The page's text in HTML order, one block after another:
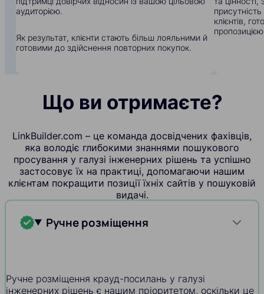
аудиторією.
Як результат, клієнти стають більш лояльними й
готовими до здійснення повторних покупок.
клієнтів,
Що ви отримаєте?
LinkBuilder.com – це команда досвідчених фахівців,
яка володіє глибокими знаннями пошукового
просування у галузі інженерних рішень та успішно
застосовує їх на практиці, допомагаючи нашим
клієнтам покращити позиції їхніх сайтів у пошуковій
видачі.
Ручне розміщення
Ручне розміщення крауд-посилань у галузі
інженерних рішень є нашим пріоритетом, оскільки це